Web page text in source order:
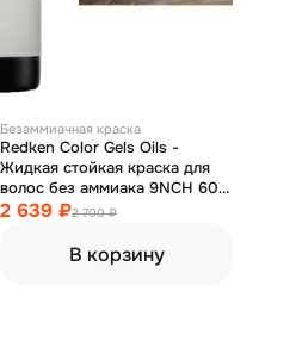
Безаммиачная краска
Redken Color Gels Oils -
Жидкая стойкая краска для
волос без аммиака 9NCH 60
мл
2 639 ₽2 700 ₽
В корзину